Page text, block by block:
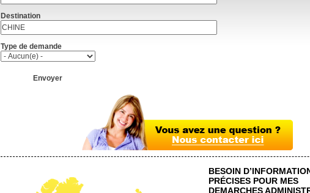
Destination
Type de demande
BESOIN
PRÉCISES POUR MES
DEMARCHES